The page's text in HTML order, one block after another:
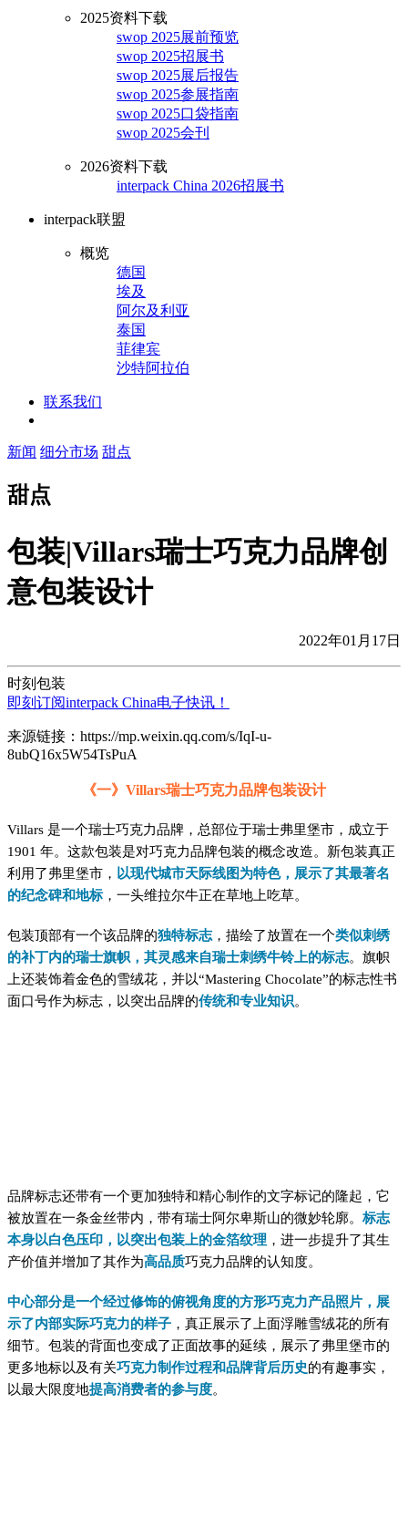
2025资料下载
swop 2025展前预览
swop 2025招展书
swop 2025展后报告
swop 2025参展指南
swop 2025口袋指南
swop 2025会刊
2026资料下载
interpack China 2026招展书
interpack联盟
概览
德国
埃及
阿尔及利亚
泰国
菲律宾
沙特阿拉伯
联系我们
新闻 细分市场 甜点
甜点
包装|Villars瑞士巧克力品牌创
意包装设计
2022年01月17日
时刻包装
即刻订阅interpack China电子快讯！
来源链接：https://mp.weixin.qq.com/s/IqI-u-
8ubQ16x5W54TsPuA
《一》Villars瑞士巧克力品牌包装设计
Villars 是一个瑞士巧克力品牌，总部位于瑞士弗里堡市，成立于
1901 年。这款包装是对巧克力品牌包装的概念改造。新包装真正
利用了弗里堡市， 以现代城市天际线图为特色，展示了其最著名
的纪念碑和地标，一头维拉尔牛正在草地上吃草。
包装顶部有一个该品牌的独特标志，描绘了放置在一个类似刺绣
的补丁内的瑞士旗帜，其灵感来自瑞士刺绣牛铃上的标志。旗帜
上还装饰着金色的雪绒花，并以“Mastering Chocolate”的标志性书
面口号作为标志，以突出品牌的传统和专业知识。
品牌标志还带有一个更加独特和精心制作的文字标记的隆起，它
被放置在一条金丝带内，带有瑞士阿尔卑斯山的微妙轮廓。 标志
本身以白色压印，以突出包装上的金箔纹理 ，进一步提升了其生
产价值并增加了其作为高品质巧克力品牌的认知度。
中心部分是一个经过修饰的俯视角度的方形巧克力产品照片，展
示了内部实际巧克力的样子 ，真正展示了上面浮雕雪绒花的所有
细节。包装的背面也变成了正面故事的延续，展示了弗里堡市的
更多地标以及有关巧克力制作过程和品牌背后历史的有趣事实，
以最大限度地提高消费者的参与度。